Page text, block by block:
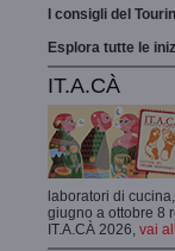
I consigli del
Esplora tutte le
IT.A.CÀ
laboratori di
giugno a ottobre 8
IT.A.CÀ 2026, vai